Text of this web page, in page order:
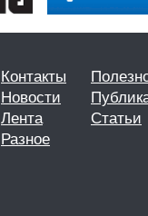
Контакты
Новости
Лента
Статьи
Разное